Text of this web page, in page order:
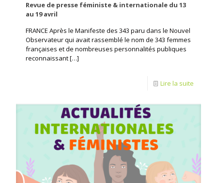
Revue de presse féministe & internationale du 13
au 19 avril
FRANCE Après le Manifeste des 343 paru dans le Nouvel
Observateur qui avait rassemblé le nom de 343 femmes
françaises et de nombreuses personnalités publiques
reconnaissant[…]
Lire la suite